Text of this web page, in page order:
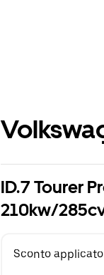
ID.7 Tourer
210kw/
Sconto